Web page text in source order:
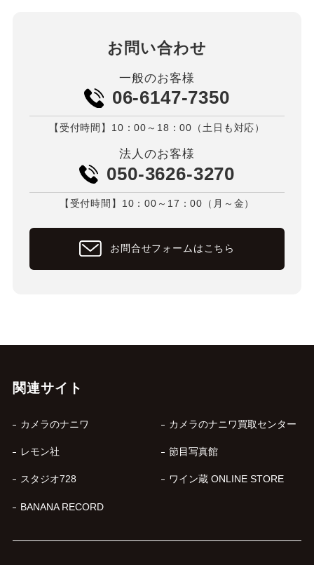
お問い合わせ
一般のお客様
06-6147-7350
【受付時間】10：00～18：00（土日も対応）
法人のお客様
050-3626-3270
【受付時間】10：00～17：00（月～金）
お問合せフォームはこちら
関連サイト
カメラのナニワ カメラのナニワ買取センター
レモン社 節目写真館
スタジオ728 ワイン蔵 ONLINE STORE
BANANA RECORD